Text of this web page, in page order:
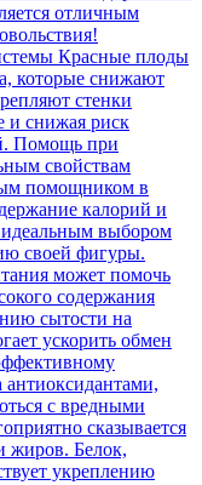
отличным
Красные плоды
которые снижают
стенки
и снижая риск
Помощь при
свойствам
помощником в
калорий и
идеальным выбором
своей фигуры.
может помочь
содержания
сытости на
ускорить обмен
с вредными
сказывается
жиров. Белок,
укреплению